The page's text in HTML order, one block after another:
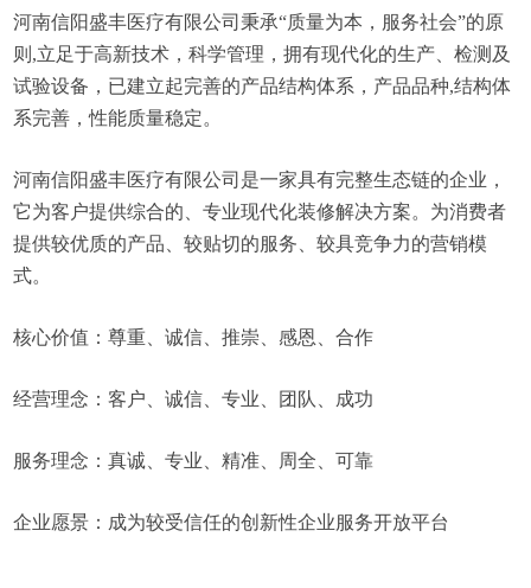
河南信阳盛丰医疗有限公司秉承“质量为本，服务社会”的原
则,立足于高新技术，科学管理，拥有现代化的生产、检测及
试验设备，已建立起完善的产品结构体系，产品品种,结构体
系完善，性能质量稳定。
河南信阳盛丰医疗有限公司是一家具有完整生态链的企业，
它为客户提供综合的、专业现代化装修解决方案。为消费者
提供较优质的产品、较贴切的服务、较具竞争力的营销模
式。
核心价值：尊重、诚信、推崇、感恩、合作
经营理念：客户、诚信、专业、团队、成功
服务理念：真诚、专业、精准、周全、可靠
企业愿景：成为较受信任的创新性企业服务开放平台